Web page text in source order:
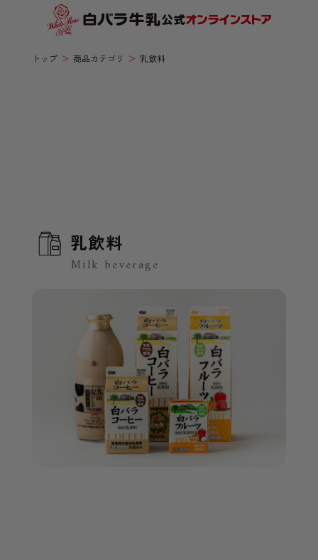
トップ 商品カテゴリ 乳飲料
乳飲料
Milk beverage